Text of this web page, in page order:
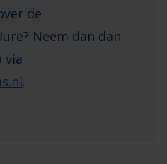
de
Neem dan dan
via
.